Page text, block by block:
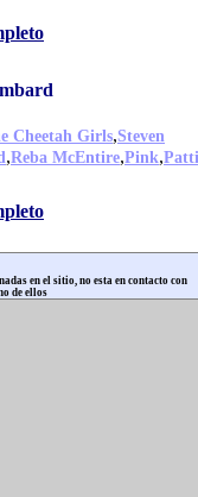
Cheetah Girls,Steven
,Reba McEntire,Pink,Patti
en el sitio, no esta en contacto con
de ellos